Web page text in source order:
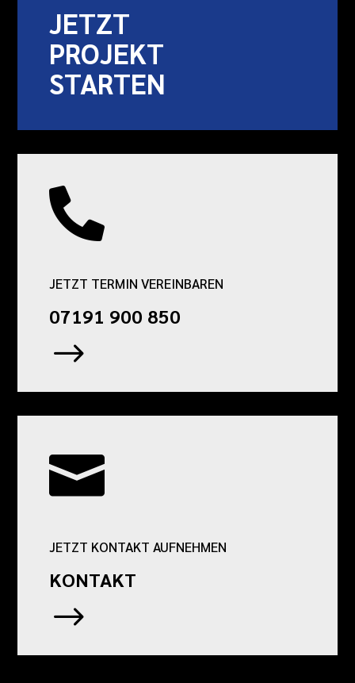
JETZT
PROJEKT
STARTEN

JETZT TERMIN VEREINBAREN
07191 900 850
$

JETZT KONTAKT AUFNEHMEN
KONTAKT
$